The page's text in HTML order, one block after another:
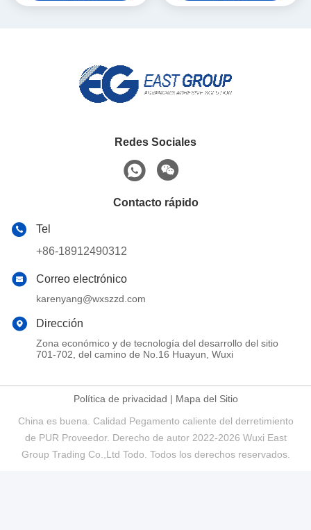
Redes Sociales
Contacto rápido
Tel
+86-18912490312
Correo electrónico
karenyang@wxszzd.com
Dirección
Zona económico y de tecnología del desarrollo del sitio
701-702, del camino de No.16 Huayun, Wuxi
Política de privacidad | Mapa del Sitio
China es buena. Calidad Pegamento caliente del derretimiento
de PUR Proveedor. Derecho de autor 2022-2026 Wuxi East
Group Trading Co.,Ltd Todo. Todos los derechos reservados.